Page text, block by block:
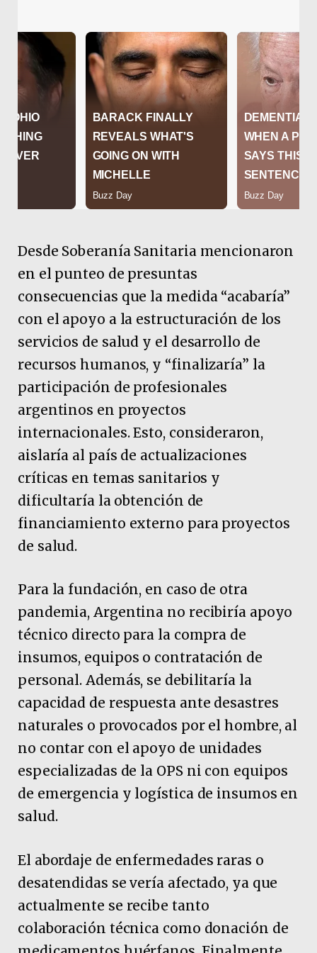
Desde Soberanía Sanitaria mencionaron
en el punteo de presuntas
consecuencias que la medida “acabaría”
con el apoyo a la estructuración de los
servicios de salud y el desarrollo de
recursos humanos, y “finalizaría” la
participación de profesionales
argentinos en proyectos
internacionales. Esto, consideraron,
aislaría al país de actualizaciones
críticas en temas sanitarios y
dificultaría la obtención de
financiamiento externo para proyectos
de salud.
Para la fundación, en caso de otra
pandemia, Argentina no recibiría apoyo
técnico directo para la compra de
insumos, equipos o contratación de
personal. Además, se debilitaría la
capacidad de respuesta ante desastres
naturales o provocados por el hombre, al
no contar con el apoyo de unidades
especializadas de la OPS ni con equipos
de emergencia y logística de insumos en
salud.
El abordaje de enfermedades raras o
desatendidas se vería afectado, ya que
actualmente se recibe tanto
colaboración técnica como donación de